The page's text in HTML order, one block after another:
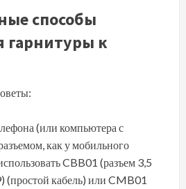
способы
гарнитуры к
(или компьютера с
как у мобильного
CBB01 (разъем 3,5
кабель) или CMB01